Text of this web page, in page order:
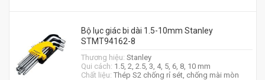
Bộ lục giác bi dài 1.5-10mm Stanley
STMT94162-8
Thương hiệu: Stanley
Qui cách: 1.5, 2, 2.5, 3, 4, 5, 6, 8, 10 mm
Chất liệu: Thép S2 chống rỉ sét, chống mài mòn